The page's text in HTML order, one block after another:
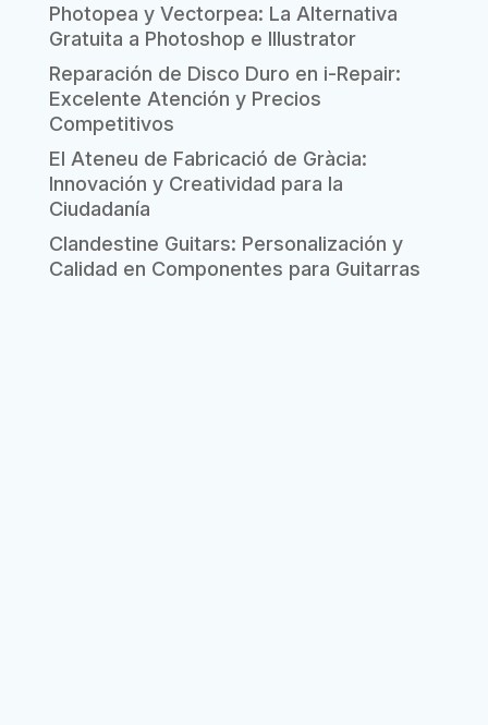
Photopea y Vectorpea: La Alternativa
Gratuita a Photoshop e Illustrator
Reparación de Disco Duro en i-Repair:
Excelente Atención y Precios
Competitivos
El Ateneu de Fabricació de Gràcia:
Innovación y Creatividad para la
Ciudadanía
Clandestine Guitars: Personalización y
Calidad en Componentes para Guitarras